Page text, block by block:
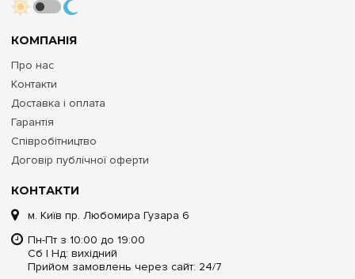
КОНТАКТИ
м. Київ пр. Любомира Гузара 6
Пн-Пт з 10:00 до 19:00
Сб | Нд: вихідний
Прийом замовлень через сайт: 24/7
КОМПАНІЯ
Про нас
Контакти
Доставка і оплата
Гарантія
Співробітництво
Договір публічної оферти